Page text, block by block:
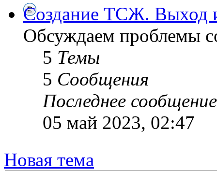
Создание ТСЖ. Выход
Обсуждаем проблемы
5 Темы
5 Сообщения
Последнее сообщение
05 май 2023, 02:47
Новая тема